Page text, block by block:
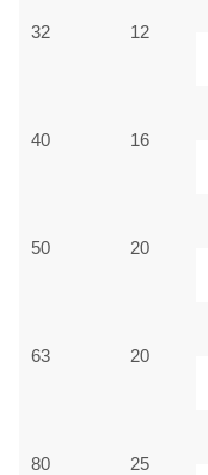
32 12
40 16
50 20
63 20
80 25